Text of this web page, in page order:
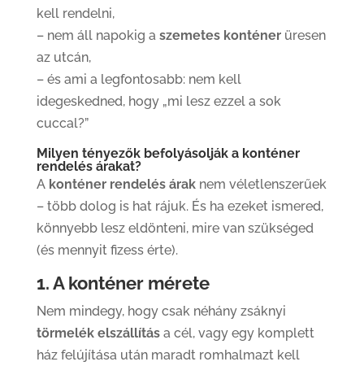
kell rendelni,
– nem áll napokig a szemetes konténerüresen
az utcán,
– és ami a legfontosabb: nem kell
idegeskedned, hogy „mi lesz ezzel a sok
cuccal?”
Milyen tényezők befolyásolják a konténer
rendelés árakat?
A konténer rendelés áraknem véletlenszerűek
– több dolog is hat rájuk. És ha ezeket ismered,
könnyebb lesz eldönteni, mire van szükséged
(és mennyit fizess érte).
1. A konténer mérete
Nem mindegy, hogy csak néhány zsáknyi
törmelék elszállítása cél, vagy egy komplett
ház felújítása után maradt romhalmazt kell